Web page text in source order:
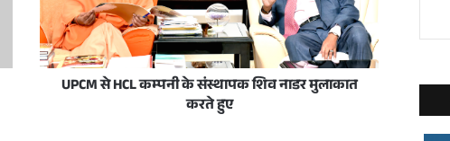
अदालत का आयोजन आज
भेंट
UPCM से HCL कम्पनी के संस्थापक शिव नाडर मुलाकात
करते हुए